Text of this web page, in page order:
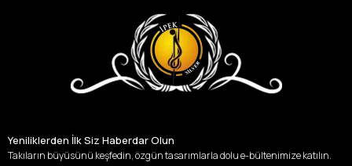
Yeniliklerden İlk Siz Haberdar Olun
Takıların büyüsünü keşfedin, özgün tasarımlarla dolu e-bültenimize katılın.